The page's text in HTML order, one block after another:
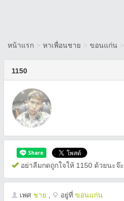
หน้าแรก > หาเพื่อนชาย > ขอนแก่น >
1150
อย่าลืมกดถูกใจให้ 1150 ด้วยนะจ๊ะ
เพศ ชาย อยู่ที่ ขอนแก่น